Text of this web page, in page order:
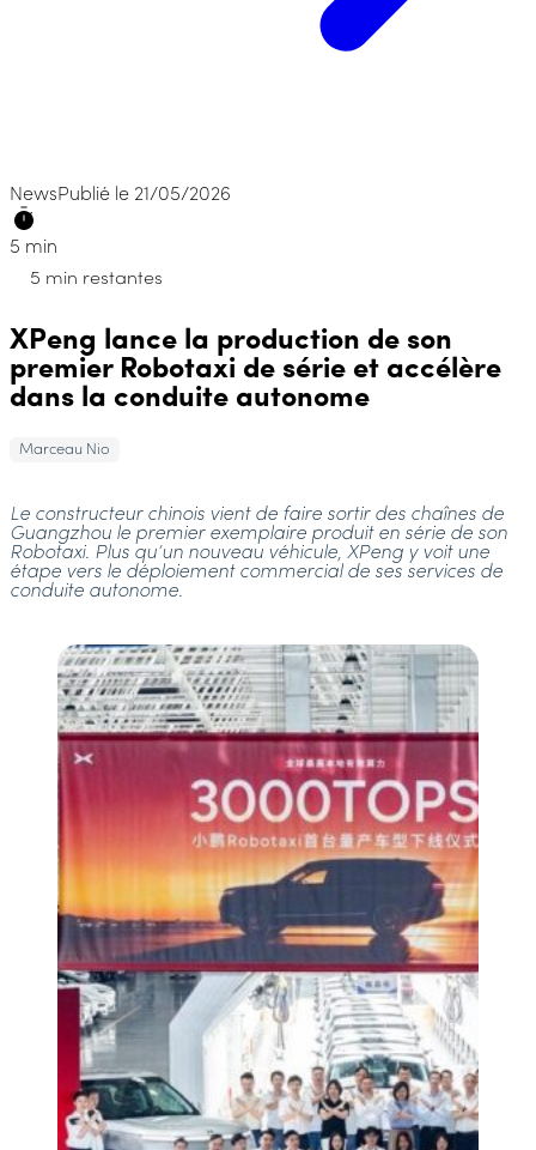
NewsPublié le 21/05/2026
5 min
5 min restantes
XPeng lance la production de son
premier Robotaxi de série et accélère
dans la conduite autonome
Marceau Nio
Le constructeur chinois vient de faire sortir des chaînes de
Guangzhou le premier exemplaire produit en série de son
Robotaxi. Plus qu’un nouveau véhicule, XPeng y voit une
étape vers le déploiement commercial de ses services de
conduite autonome.